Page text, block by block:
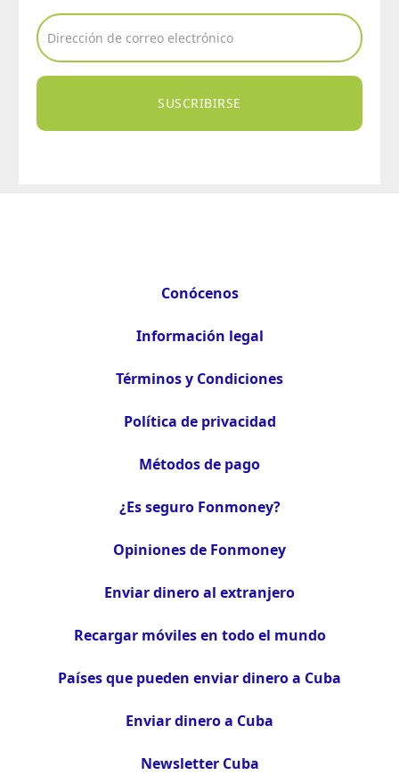
SUSCRIBIRSE
Conócenos
Información legal
Términos y Condiciones
Política de privacidad
Métodos de pago
¿Es seguro Fonmoney?
Opiniones de Fonmoney
Enviar dinero al extranjero
Recargar móviles en todo el mundo
Países que pueden enviar dinero a Cuba
Enviar dinero a Cuba
Newsletter Cuba